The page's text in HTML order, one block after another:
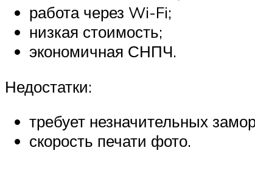
работа через Wi-Fi;
низкая стоимость;
экономичная СНПЧ.
Недостатки:
требует незначительных
скорость печати фото.